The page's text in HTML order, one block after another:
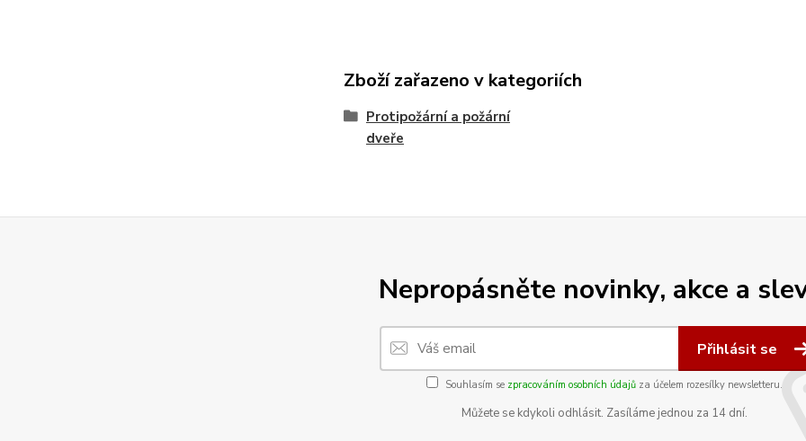
Zboží zařazeno v kategoriích
Protipožární a požární
dveře
Nepropásněte novinky, akce a
Přihlásit se
Souhlasím se zpracováním osobních údajů za účelem rozesílky newsletteru.
Můžete se kdykoli odhlásit. Zasíláme jednou za 14 dní.